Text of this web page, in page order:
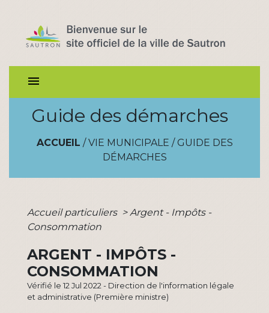
menu
Guide des démarches
ACCUEIL / VIE MUNICIPALE / GUIDE DES
DÉMARCHES
Accueil particuliers > Argent - Impôts -
Consommation
ARGENT - IMPÔTS -
CONSOMMATION
Vérifié le 12 Jul 2022 - Direction de l'information légale
et administrative (Première ministre)